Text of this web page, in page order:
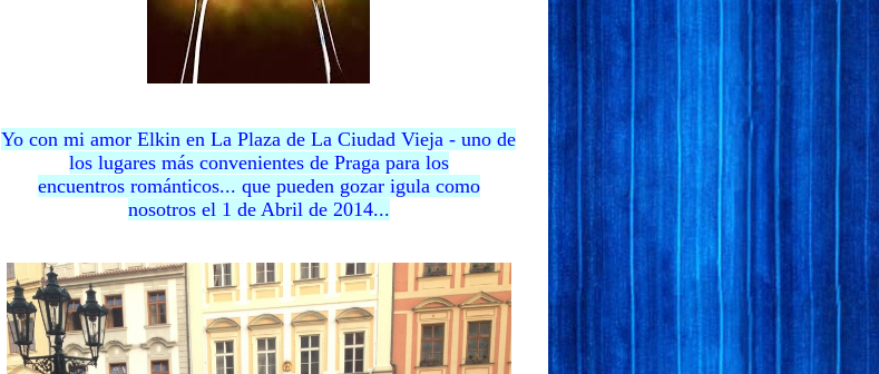
Yo con mi amor Elkin en La Plaza de La Ciudad Vieja - uno de
los lugares más convenientes de Praga para los
encuentros románticos... que pueden gozar igula como
nosotros el 1 de Abril de 2014...